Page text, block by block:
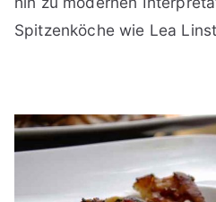
Spitzenköche wie Lea